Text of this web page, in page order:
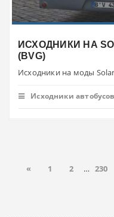
ИСХОДНИКИ НА
(BVG)
Исходники на моды
Исходники автобусов
« 1 2 … 230